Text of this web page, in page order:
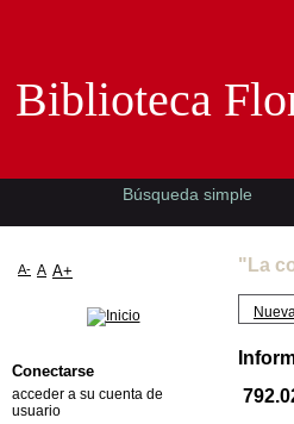
"La
Biblioteca
Búsqueda simple
A- A A+
Conectarse
acceder a su cuenta de
usuario